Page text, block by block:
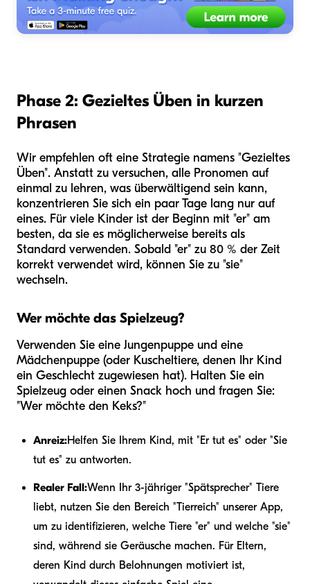
Phase 2: Gezieltes Üben in kurzen
Phrasen
Wir empfehlen oft eine Strategie namens "Gezieltes
Üben". Anstatt zu versuchen, alle Pronomen auf
einmal zu lehren, was überwältigend sein kann,
konzentrieren Sie sich ein paar Tage lang nur auf
eines. Für viele Kinder ist der Beginn mit "er" am
besten, da sie es möglicherweise bereits als
Standard verwenden. Sobald "er" zu 80 % der Zeit
korrekt verwendet wird, können Sie zu "sie"
wechseln.
Wer möchte das Spielzeug?
Verwenden Sie eine Jungenpuppe und eine
Mädchenpuppe (oder Kuscheltiere, denen Ihr Kind
ein Geschlecht zugewiesen hat). Halten Sie ein
Spielzeug oder einen Snack hoch und fragen Sie:
"Wer möchte den Keks?"
Anreiz:Helfen Sie Ihrem Kind, mit "Er tut es" oder "Sie
tut es" zu antworten.
Realer Fall:Wenn Ihr 3-jähriger "Spätsprecher" Tiere
liebt, nutzen Sie den Bereich "Tierreich" unserer App,
um zu identifizieren, welche Tiere "er" und welche "sie"
sind, während sie Geräusche machen. Für Eltern,
deren Kind durch Belohnungen motiviert ist,